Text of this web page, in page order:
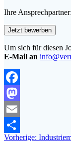
Ihre
Um sich für diesen
E-Mail an
Facebook
Mastodon
Email
Vorherige: Vorheriger